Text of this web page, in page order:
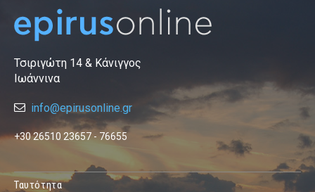
Τσιριγώτη 14 & Κάνιγγος
Ιωάννινα
info@epirusonline.gr
+30 26510 23657 - 76655
Ταυτότητα